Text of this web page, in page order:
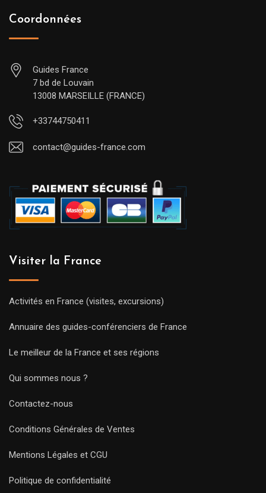
Coordonnées
Guides France
7 bd de Louvain
13008 MARSEILLE (FRANCE)
+33744750411
contact@guides-france.com
Visiter la France
Activités en France (visites, excursions)
Annuaire des guides-conférenciers de France
Le meilleur de la France et ses régions
Qui sommes nous ?
Contactez-nous
Conditions Générales de Ventes
Mentions Légales et CGU
Politique de confidentialité